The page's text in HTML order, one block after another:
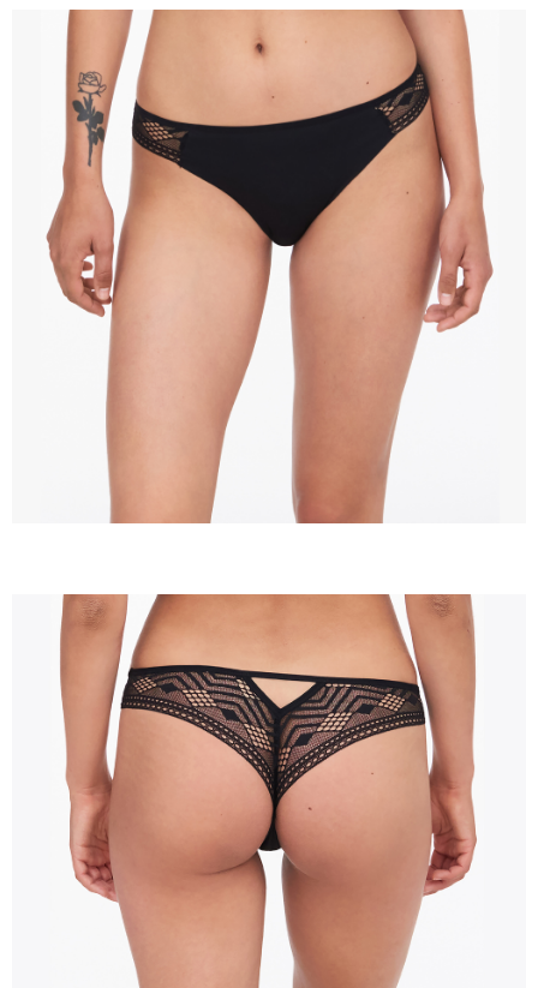
買賣價金債權讓與本公司後，依約使用本公司帳單繳交帳款。
2.基於同意付款使用「大哥付你分期」之契約關係目的，商店將以您的個人
資料（包含姓名、電話或地址）提供予台灣大哥大進項蒐集、處理及利用，
由本公司與您本人進行分期帳單所需資料之確認、核對及更正。
3.完整用戶服務條款，請詳閱以下連結：
https://oppay.tw/userRule
購買商品的店家。未經商家同意取消之訂單仍視為有效，需透過AFTEE先享
後付繳納相關費用。
※ 交易是否成功請以「AFTEE先享後付 」之結帳頁面顯示為準，若有關於
是否繳費成功／繳費後需取消欲退款等相關疑問，請聯繫「AFTEE先享後付
客戶支援中心」
https://netprotections.freshdesk.com/support/home
【注意事項】
１．透過由恩沛科技股份有限公司提供之「AFTEE先享後付」服務完成之交
易，需依本服務之必要範圍內提供個人資料，並將交易相關給付款項請求債
權轉讓予恩沛科技股份有限公司。
２．關於個人資料處理事宜，請瀏覽以下網址：
https://aftee.tw/terms/#terms3
３．未成年的使用者請事先徵得法定代理人或監護人之同意方可使用
「AFTEE先享後付」，若未經同意申辦者引起之損失，本公司不負相關責
４．使用「AFTEE先享後付」時，將依據個別帳號之用戶狀況，依本公司即
時審查核予不同之上限額度；若仍有額度不足之情形，本公司將視審查結果
請求用戶進行身份認證。
５．嚴禁一人註冊多個帳號或使用他人資訊註冊。若發現惡意使用之情形，
恩沛科技股份有限公司將有權停止該用戶之使用額度並採取法律行動。
付款後7-11取貨
每筆NT$80，滿NT$2,500(含以上)免運費
每筆NT$80，滿NT$2,500(含以上)免運費
宅配(不含釣魚台列嶼、東沙、南沙、虎井島、桶盤島、望安、七
美、白沙、烈嶼、烏坵、蘭嶼)
每筆NT$200